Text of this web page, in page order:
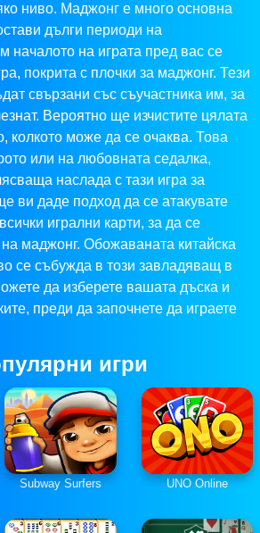
ниво. Маджонг е много основна
дълги периоди на
началото на играта пред вас се
покрита с плочки за маджонг. Тези
свързани със съучастника им, за
Вероятно ще изчистите цялата
колкото може да се очаква. Това
или на любовната седалка,
наслада с тази игра за
ви даде подход да се атакувате
игрални карти, за да се
маджонг. Обожаваната китайска
се събужда в този завладяващ в
да изберете вашата дъска и
преди да започнете да играете
игри
Subway Surfers UNO Online